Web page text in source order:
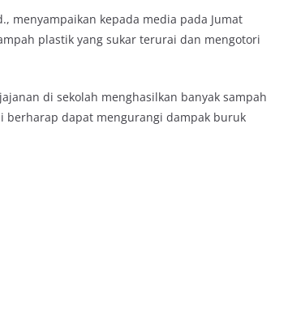
menyampaikan kepada media pada Jumat
plastik yang sukar terurai dan mengotori
di sekolah menghasilkan banyak sampah
berharap dapat mengurangi dampak buruk